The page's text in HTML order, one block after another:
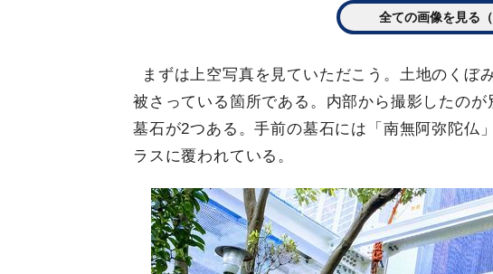
全ての画像を見る（
まずは上空写真を見ていただこう。土地のくぼ
被さっている箇所である。内部から撮影したのが
墓石が2つある。手前の墓石には「南無阿弥陀仏
ラスに覆われている。